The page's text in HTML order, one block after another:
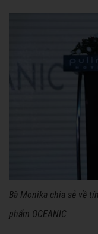
Bà Monika chia sẻ về
phẩm OCEANIC